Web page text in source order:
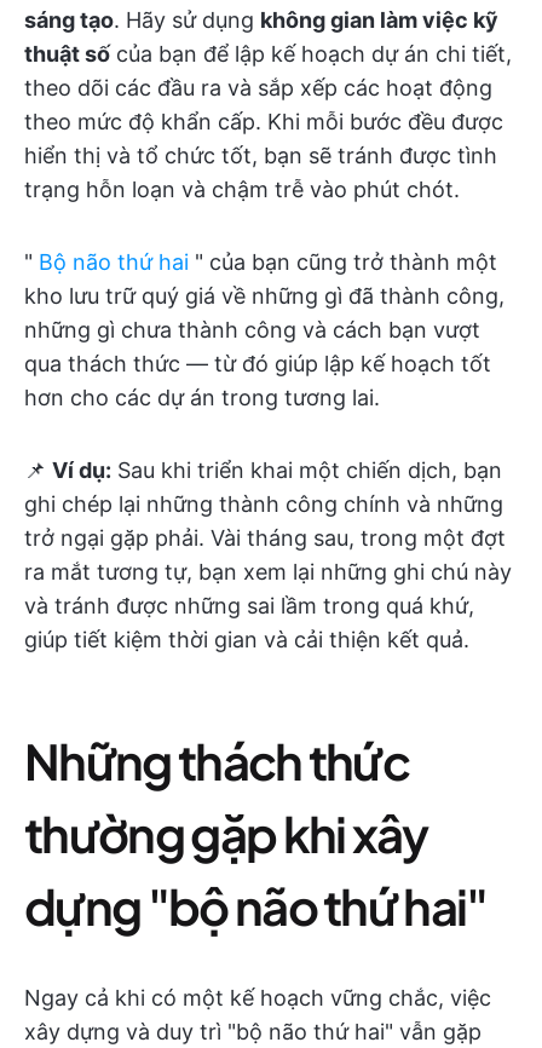
sáng tạo. Hãy sử dụng không gian làm việc kỹ
thuật số của bạn để lập kế hoạch dự án chi tiết,
theo dõi các đầu ra và sắp xếp các hoạt động
theo mức độ khẩn cấp. Khi mỗi bước đều được
hiển thị và tổ chức tốt, bạn sẽ tránh được tình
trạng hỗn loạn và chậm trễ vào phút chót.
" Bộ não thứ hai " của bạn cũng trở thành một
kho lưu trữ quý giá về những gì đã thành công,
những gì chưa thành công và cách bạn vượt
qua thách thức — từ đó giúp lập kế hoạch tốt
hơn cho các dự án trong tương lai.
📌 Ví dụ: Sau khi triển khai một chiến dịch, bạn
ghi chép lại những thành công chính và những
trở ngại gặp phải. Vài tháng sau, trong một đợt
ra mắt tương tự, bạn xem lại những ghi chú này
và tránh được những sai lầm trong quá khứ,
giúp tiết kiệm thời gian và cải thiện kết quả.
Những thách thức
thường gặp khi xây
dựng "bộ não thứ hai"
Ngay cả khi có một kế hoạch vững chắc, việc
xây dựng và duy trì "bộ não thứ hai" vẫn gặp